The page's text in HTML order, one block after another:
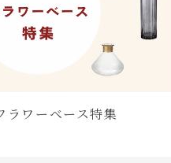
ラワーベース特集